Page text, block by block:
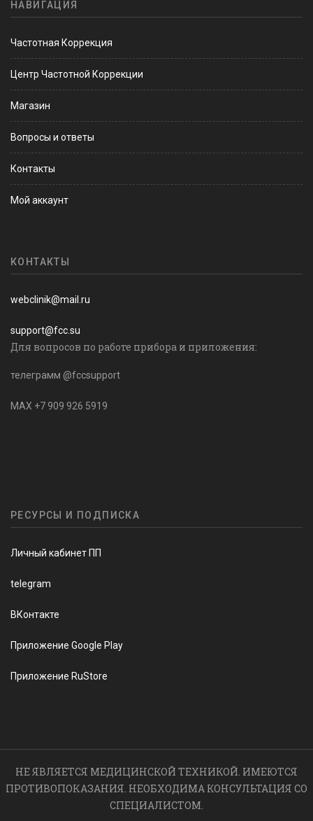
НАВИГАЦИЯ
Частотная Коррекция
Центр Частотной Коррекции
Магазин
Вопросы и ответы
Контакты
Мой аккаунт
КОНТАКТЫ
webclinik@mail.ru
support@fcc.su
Для вопросов по работе прибора и приложения:
телеграмм @fccsupport
MAX +7 909 926 5919
РЕСУРСЫ И ПОДПИСКА
Личный кабинет ПП
telegram
ВКонтакте
Приложение Google Play
Приложение RuStore
НЕ ЯВЛЯЕТСЯ МЕДИЦИНСКОЙ ТЕХНИКОЙ. ИМЕЮТСЯ
ПРОТИВОПОКАЗАНИЯ. НЕОБХОДИМА КОНСУЛЬТАЦИЯ СО
СПЕЦИАЛИСТОМ.